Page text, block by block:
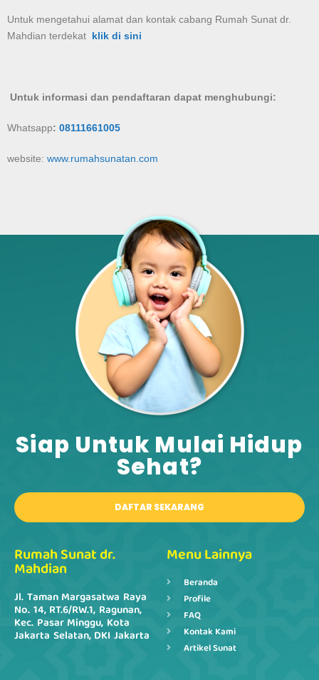
Untuk mengetahui alamat dan kontak cabang Rumah Sunat dr.
Mahdian terdekat klik di sini
Untuk informasi dan pendaftaran dapat menghubungi:
Whatsapp: 08111661005
website: www.rumahsunatan.com
Siap Untuk Mulai Hidup
Sehat?​
DAFTAR SEKARANG
Rumah Sunat dr.
Mahdian
Jl. Taman Margasatwa Raya
No. 14, RT.6/RW.1, Ragunan,
Kec. Pasar Minggu, Kota
Jakarta Selatan, DKI Jakarta
Menu Lainnya
Beranda
Profile
FAQ
Kontak Kami
Artikel Sunat